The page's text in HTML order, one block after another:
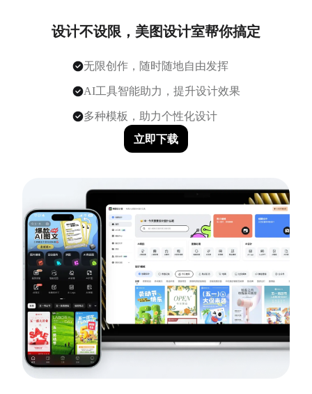
设计不设限，美图设计室帮你搞定
无限创作，随时随地自由发挥
AI工具智能助力，提升设计效果
多种模板，助力个性化设计
立即下载